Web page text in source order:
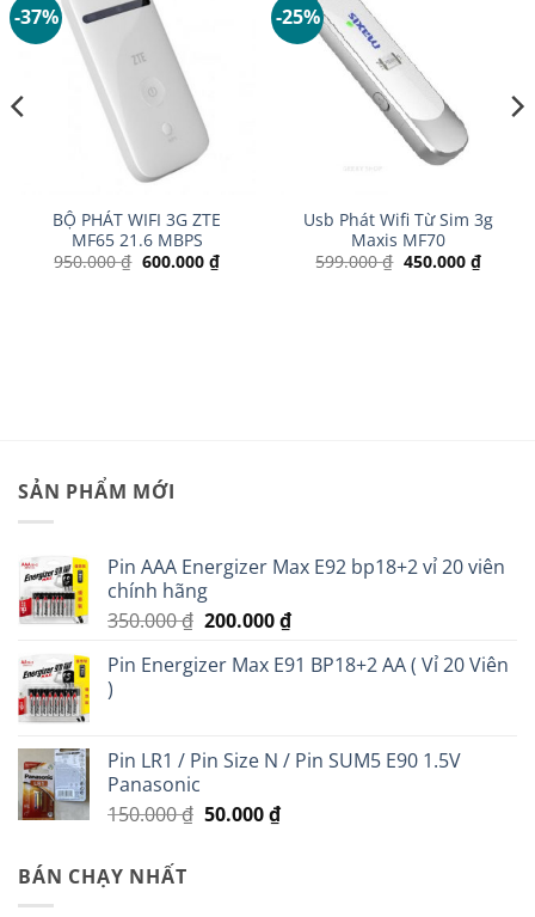
-37%
BỘ PHÁT WIFI 3G ZTE
MF65 21.6 MBPS
950.000₫ Giá
600.000 ₫Giá
hiện
-25%
Usb Phát Wifi Từ Sim 3g
Maxis MF70
599.000₫ Giá
450.000 ₫Giá
hiện
SẢN PHẨM MỚI
Pin AAA Energizer Max E92 bp18+2 vỉ 20 viên
chính hãng
350.000₫ Giá
là:
200.000₫Giá
tại
Pin Energizer Max E91 BP18+2 AA ( Vỉ 20 Viên
)
Pin LR1 / Pin Size N / Pin SUM5 E90 1.5V
Panasonic
150.000₫ Giá
50.000₫Giá
BÁN CHẠY NHẤT